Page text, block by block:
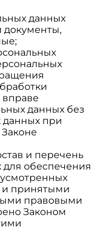
данных
данных без
данных при
и перечень
обеспечения
и принятыми
правовыми
Законом